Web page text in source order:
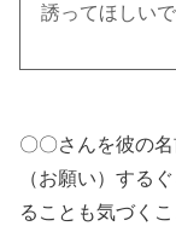
誘ってほしい
〇〇さんを彼の
（お願い）する
ることも気づく